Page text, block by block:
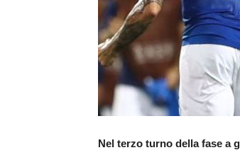
Nel terzo turno della fase a